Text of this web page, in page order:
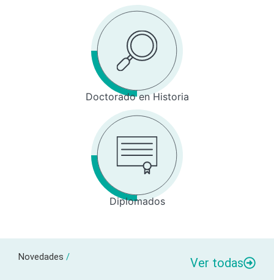
Doctorado en Historia
Diplomados
Novedades / Ver todas